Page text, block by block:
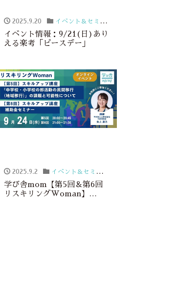
2025.9.20 イベント＆セミナー
イベント情報：9/21(日)あり
える楽考「ピースデー」
2025.9.2 イベント＆セミナー
学び舎mom【第5回＆第6回
リスキリングWoman】